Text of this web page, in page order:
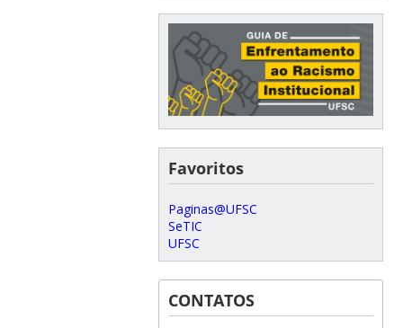
Favoritos
Paginas@UFSC
SeTIC
UFSC
CONTATOS